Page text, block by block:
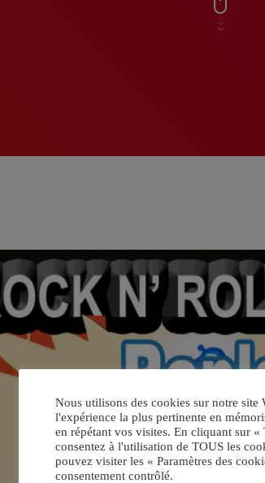
Nous utilisons des cookies sur notre
l'expérience la plus pertinente en
en répétant vos visites. En cliquant sur «
consentez à l'utilisation de TOUS les
pouvez visiter les « Paramètres des
consentement contrôlé.